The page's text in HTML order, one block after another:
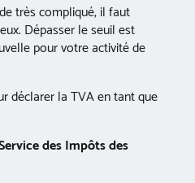
très compliqué, il faut
Dépasser le seuil est
pour votre activité de
déclarer la TVA en tant que
des Impôts des